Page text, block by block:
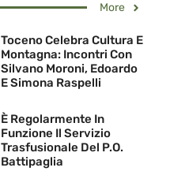
More
Toceno Celebra Cultura E
Montagna: Incontri Con
Silvano Moroni, Edoardo
E Simona Raspelli
È Regolarmente In
Funzione Il Servizio
Trasfusionale Del P.O.
Battipaglia